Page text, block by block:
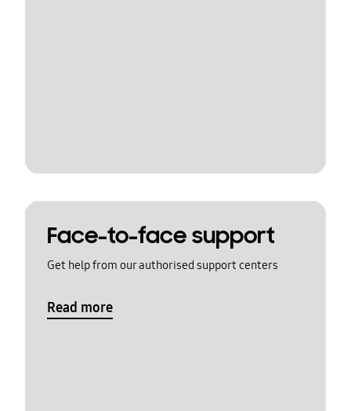
Face-to-face support
Get help from our authorised support centers
Read more